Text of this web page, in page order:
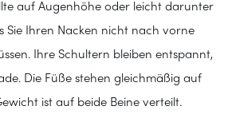
auf Augenhöhe oder leicht darunter
Sie Ihren Nacken nicht nach vorne
Ihre Schultern bleiben entspannt,
Die Füße stehen gleichmäßig auf
ist auf beide Beine verteilt.